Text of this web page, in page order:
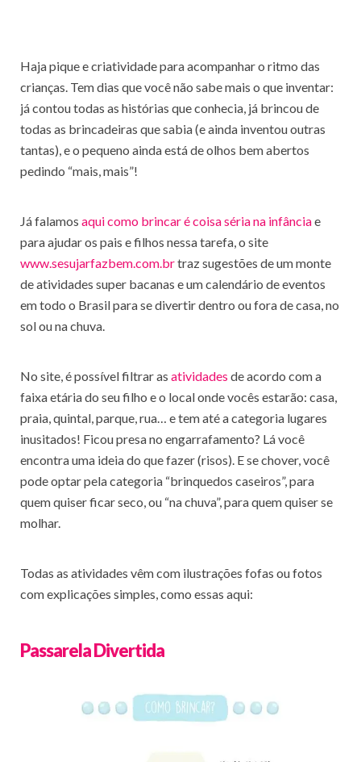
Haja pique e criatividade para acompanhar o ritmo das
crianças. Tem dias que você não sabe mais o que inventar:
já contou todas as histórias que conhecia, já brincou de
todas as brincadeiras que sabia (e ainda inventou outras
tantas), e o pequeno ainda está de olhos bem abertos
pedindo “mais, mais”!
Já falamos aqui como brincar é coisa séria na infânciae
para ajudar os pais e filhos nessa tarefa, o site
www.sesujarfazbem.com.brtraz sugestões de um monte
de atividades super bacanas e um calendário de eventos
em todo o Brasil para se divertir dentro ou fora de casa, no
sol ou na chuva.
No site, é possível filtrar as atividades de acordo com a
faixa etária do seu filho e o local onde vocês estarão: casa,
praia, quintal, parque, rua… e tem até a categoria lugares
inusitados! Ficou presa no engarrafamento? Lá você
encontra uma ideia do que fazer (risos). E se chover, você
pode optar pela categoria “brinquedos caseiros”, para
quem quiser ficar seco, ou “na chuva”, para quem quiser se
molhar.
Todas as atividades vêm com ilustrações fofas ou fotos
com explicações simples, como essas aqui:
Passarela Divertida